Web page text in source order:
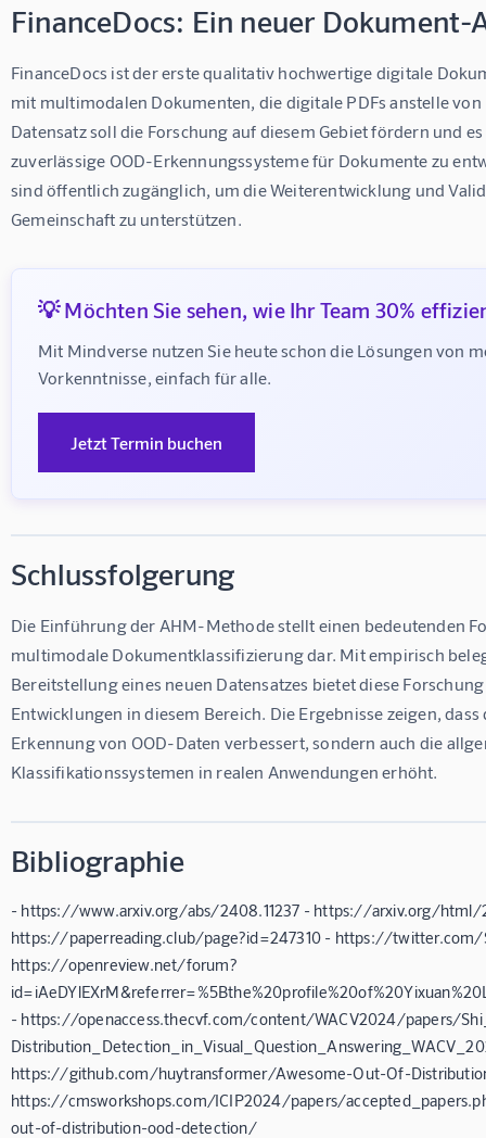
FinanceDocs: Ein neuer
FinanceDocs ist der erste qualitativ hochwertige digitale
mit multimodalen Dokumenten, die digitale PDFs anstelle
Datensatz soll die Forschung auf diesem Gebiet fördern und
zuverlässige OOD-Erkennungssysteme für Dokumente zu
sind öffentlich zugänglich, um die Weiterentwicklung und
Gemeinschaft zu unterstützen.
💡 Möchten Sie sehen, wie Ihr Team 30%
Mit Mindverse nutzen Sie heute schon die Lösungen von
Vorkenntnisse, einfach für alle.
Jetzt Termin buchen
Schlussfolgerung
Die Einführung der AHM-Methode stellt einen bedeutenden
multimodale Dokumentklassifizierung dar. Mit empirisch
Bereitstellung eines neuen Datensatzes bietet diese
Entwicklungen in diesem Bereich. Die Ergebnisse zeigen,
Erkennung von OOD-Daten verbessert, sondern auch die
Klassifikationssystemen in realen Anwendungen erhöht.
Bibliographie
- https://www.arxiv.org/abs/2408.11237 - https://arxiv.org/html/
https://paperreading.club/page?id=247310 - https://
https://openreview.net/forum?
- https://openaccess.thecvf.com/content/WACV2024/papers/
https://github.com/huytransformer/Awesome-Out-Of-
https://cmsworkshops.com/ICIP2024/papers/
out-of-distribution-ood-detection/